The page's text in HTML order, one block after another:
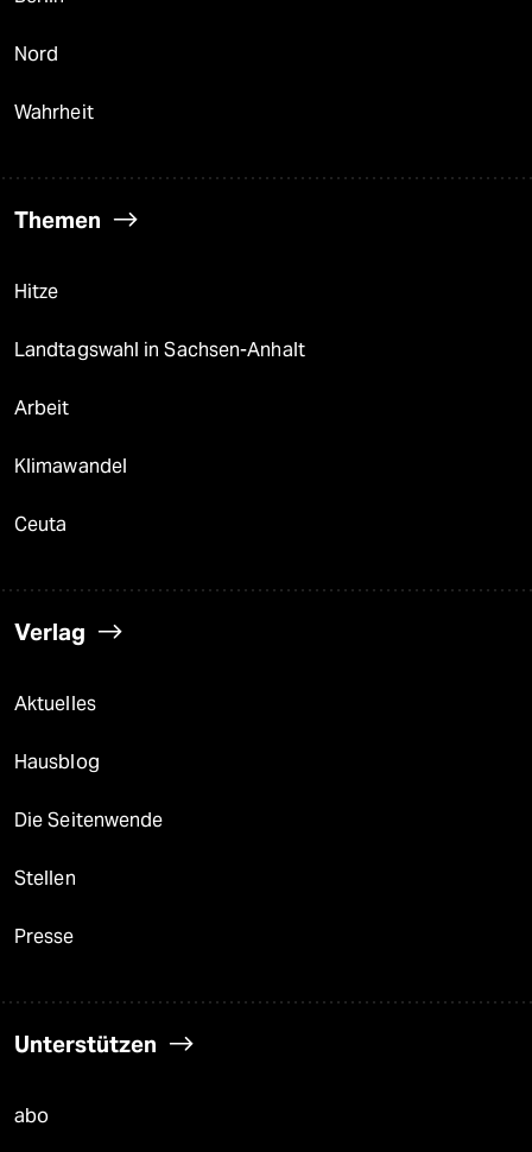
Nord
Wahrheit
Themen
Hitze
Landtagswahl in Sachsen-Anhalt
Arbeit
Klimawandel
Ceuta
Verlag
Aktuelles
Hausblog
Die Seitenwende
Stellen
Presse
Unterstützen
abo